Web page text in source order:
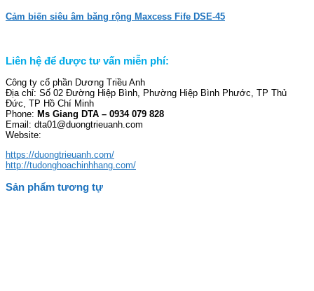
Cảm biến siêu âm băng rộng Maxcess Fife DSE-45
Liên hệ để được tư vấn miễn phí:
Công ty cổ phần Dương Triều Anh
Địa chỉ: Số 02 Đường Hiệp Bình, Phường Hiệp Bình Phước, TP Thủ
Đức, TP Hồ Chí Minh
Phone: Ms Giang DTA – 0934 079 828
Email: dta01@duongtrieuanh.com
Website:
https://duongtrieuanh.com/
http://tudonghoachinhhang.com/
Sản phẩm tương tự